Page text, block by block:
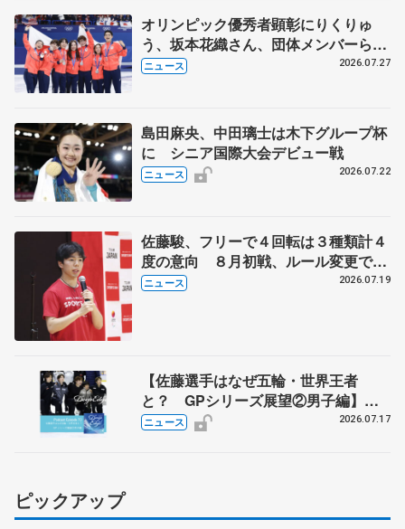
オリンピック優秀者顕彰にりくりゅ
う、坂本花織さん、団体メンバーら
8月7日に文科省が表彰式、ブルーノ・
ニュース 2026.07.27
島田麻央、中田璃士は木下グループ杯
に シニア国際大会デビュー戦
ニュース 2026.07.22
佐藤駿、フリーで４回転は３種類計４
度の意向 ８月初戦、ルール変更で
「点数の出方確認したい」
ニュース 2026.07.19
【佐藤選手はなぜ五輪・世界王者
と？ GPシリーズ展望②男子編】
ポッドキャスト#73を配信
ニュース 2026.07.17
ピックアップ